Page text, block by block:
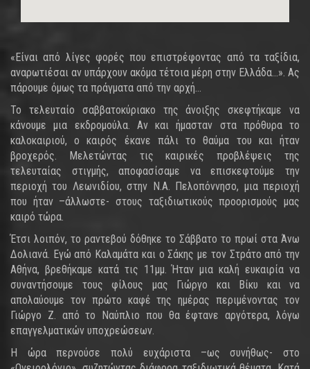
«Είναι από λίγες φορές που επιστρέφοντας από τα ταξίδια,
αναρωτιέσαι αν υπάρχουν ακόμα τέτοια μέρη στην Ελλάδα…». Ας
πάρουμε όμως τα πράγματα από την αρχή…
Το τελευταίο σαββατοκύριακο της άνοιξης σκεφτήκαμε να
κάνουμε μια εκδρομούλα. Αν και ήμασταν στα πρόθυρα το
καλοκαιριού, ο καιρός έκανε πάλι το θαύμα του και ήταν
βροχερός. Μελετώντας τις καιρικές προβλέψεις της
τελευταίας στιγμής, αποφασίσαμε να επισκεφτούμε την
περιοχή του Λεωνιδίου, στην Ν.Α. Πελοπόννησο, μια περιοχή
που ήταν –άλλωστε- στους ταξιδιωτικούς προορισμούς μας
καιρό τώρα.
Έτσι λοιπόν, το ραντεβού δόθηκε το Σάββατο το πρωί στα Άνω
Δολιανά. Εγώ από Καλαμάτα και ο Σάκης με τον Στράτο από την
Αθήνα, βρεθήκαμε κατά τις 11μμ. Ήταν μια καλή ευκαιρία να
συναντήσουμε τους φίλους μας Γιώργο και Βίκυ και να
απολαύουμε τον πρώτο καφέ της ημέρας περιμένοντας τον
Γιώργο Ζ. από το Ναύπλιο που θα έφτανε αργότερα, λόγω
επαγγελματικών υποχρεώσεων.
Η ώρα περνούσε πολύ ευχάριστα –ως συνήθως- στο